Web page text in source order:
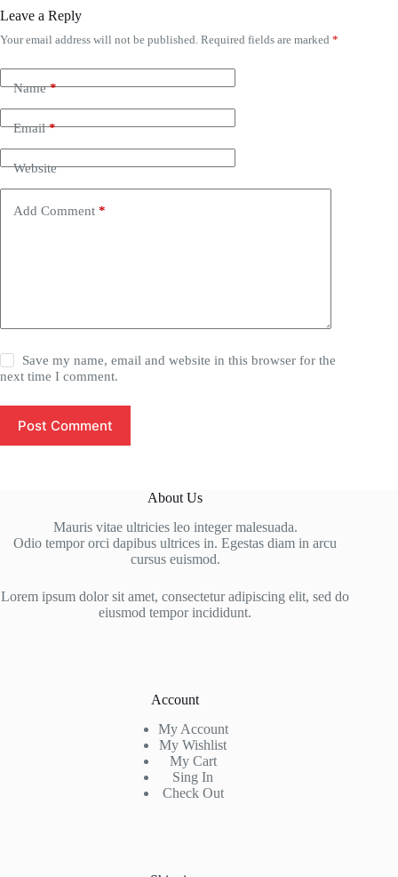
Leave a Reply
Your email address will not be published. Required fields are marked *
Name*
Email*
Website
Add Comment *
Save my name, email and website in this browser for the
next time I comment.
Post Comment
About Us
Mauris vitae ultricies leo integer malesuada.
Odio tempor orci dapibus ultrices in. Egestas diam in arcu
cursus euismod.
Lorem ipsum dolor sit amet, consectetur adipiscing elit, sed do
eiusmod tempor incididunt.
Account
My Account
My Wishlist
My Cart
Sing In
Check Out